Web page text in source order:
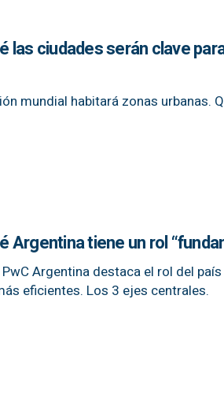
las ciudades serán clave
mundial habitará zonas urbanas.
Argentina tiene un rol
Argentina destaca el rol del
eficientes. Los 3 ejes centrales.